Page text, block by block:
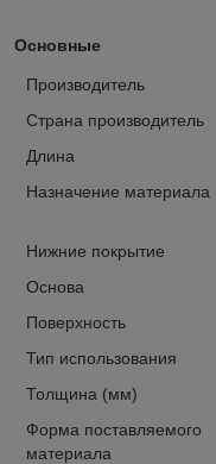
Основные
Производитель
Страна производитель
Длина
Назначение материала
Нижние покрытие
Основа
Поверхность
Тип использования
Толщина (мм)
Форма поставляемого
материала